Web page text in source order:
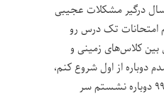
درگیر مشکلات عجیبی
امتحانات تک درس رو
بین کلاس‌های زمینی و
دوباره از اول شروع کنم،
برای همین از ابتدای سال ۹۹ دوباره نشستم سر